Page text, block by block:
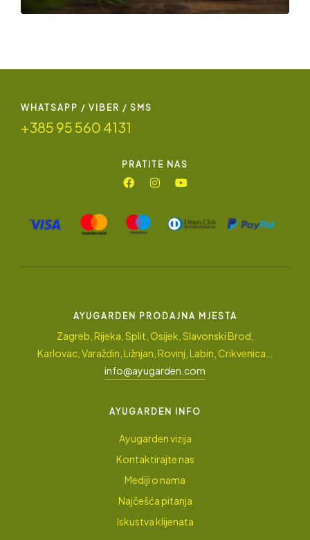
WHATSAPP / VIBER / SMS
+385 95 560 4131
PRATITE NAS
AYUGARDEN PRODAJNA MJESTA
Zagreb, Rijeka, Split, Osijek, Slavonski Brod,
Karlovac, Varaždin, Ližnjan, Rovinj, Labin, Crikvenica…
info@ayugarden.com
AYUGARDEN INFO
Ayugarden vizija
Kontaktirajte nas
Mediji o nama
Najčešća pitanja
Iskustva klijenata